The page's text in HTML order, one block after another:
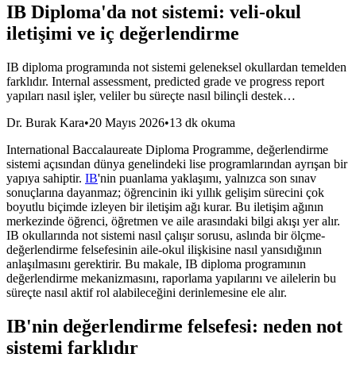
IB Diploma'da not sistemi: veli-okul
iletişimi ve iç değerlendirme
IB diploma programında not sistemi geleneksel okullardan temelden
farklıdır. Internal assessment, predicted grade ve progress report
yapıları nasıl işler, veliler bu süreçte nasıl bilinçli destek…
Dr. Burak Kara•20 Mayıs 2026•13 dk okuma
International Baccalaureate Diploma Programme, değerlendirme
sistemi açısından dünya genelindeki lise programlarından ayrışan bir
yapıya sahiptir. IB'nin puanlama yaklaşımı, yalnızca son sınav
sonuçlarına dayanmaz; öğrencinin iki yıllık gelişim sürecini çok
boyutlu biçimde izleyen bir iletişim ağı kurar. Bu iletişim ağının
merkezinde öğrenci, öğretmen ve aile arasındaki bilgi akışı yer alır.
IB okullarında not sistemi nasıl çalışır sorusu, aslında bir ölçme-
değerlendirme felsefesinin aile-okul ilişkisine nasıl yansıdığının
anlaşılmasını gerektirir. Bu makale, IB diploma programının
değerlendirme mekanizmasını, raporlama yapılarını ve ailelerin bu
süreçte nasıl aktif rol alabileceğini derinlemesine ele alır.
IB'nin değerlendirme felsefesi: neden not
sistemi farklıdır